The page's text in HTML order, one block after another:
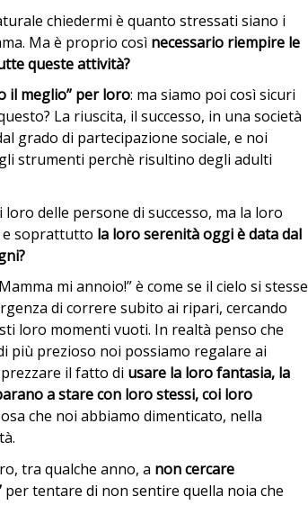
chiedermi è quanto stressati siano i
Ma è proprio così necessario riempire le
queste attività?
il meglio” per loro: ma siamo poi così sicuri
La riuscita, il successo, in una società
grado di partecipazione sociale, e noi
strumenti perchè risultino degli adulti
delle persone di successo, ma la loro
e soprattutto la loro serenità oggi è data dal
mi annoio!” è come se il cielo si stesse
di correre subito ai ripari, cercando
loro momenti vuoti. In realtà penso che
più prezioso noi possiamo regalare ai
il fatto di usare la loro fantasia, la
a stare con loro stessi, coi loro
che noi abbiamo dimenticato, nella
tra qualche anno, a non cercare
per tentare di non sentire quella noia che